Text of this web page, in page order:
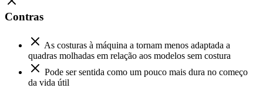
Contras
As costuras à máquina a tornam menos adaptada a
quadras molhadas em relação aos modelos sem costura
Pode ser sentida como um pouco mais dura no começo
da vida útil